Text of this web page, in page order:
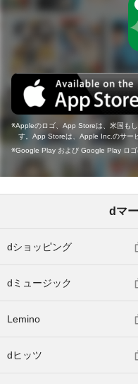
Appleのロゴ、App Storeは、米国も
す。App Storeは、Apple Inc.のサー
Google Play および Google Play ロゴ
dマ
dショッピング
dミュージック
Lemino
dヒッツ